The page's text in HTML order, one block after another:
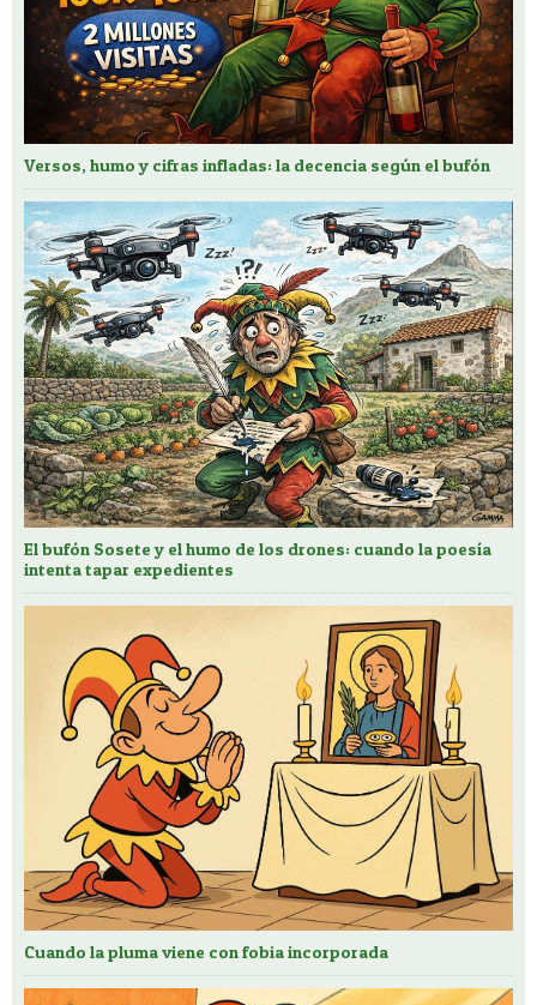
Versos, humo y cifras infladas: la decencia según el bufón
El bufón Sosete y el humo de los drones: cuando la poesía
intenta tapar expedientes
Cuando la pluma viene con fobia incorporada